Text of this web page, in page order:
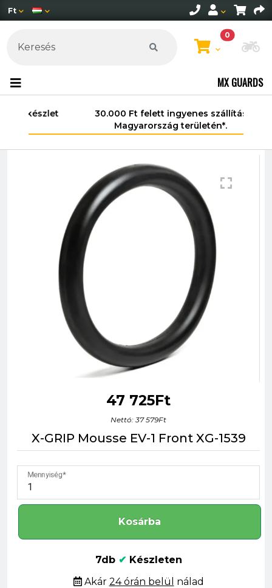
Ft
0
MX GUARDS
30.000 Ft felett ingyenes szállítás
Magyarország területén*.
47 725Ft
Nettó: 37 579Ft
X-GRIP Mousse EV-1 Front XG-1539
Mennyiség
Kosárba
7db ✔ Készleten
Akár 24 órán belül nálad